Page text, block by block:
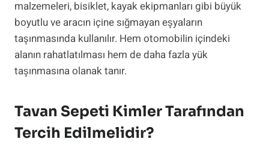
malzemeleri, bisiklet, kayak ekipmanları gibi büyük
boyutlu ve aracın içine sığmayan eşyaların
taşınmasında kullanılır. Hem otomobilin içindeki
alanın rahatlatılması hem de daha fazla yük
taşınmasına olanak tanır.
Tavan Sepeti Kimler Tarafından
Tercih Edilmelidir?